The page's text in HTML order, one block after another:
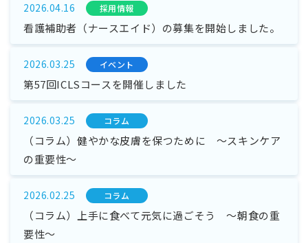
2026.04.16 採⽤情報
看護補助者（ナースエイド）の募集を開始しました。
2026.03.25 イベント
第57回ICLSコースを開催しました
2026.03.25 コラム
（コラム）健やかな皮膚を保つために ～スキンケア
の重要性～
2026.02.25 コラム
（コラム）上手に食べて元気に過ごそう ～朝食の重
要性～